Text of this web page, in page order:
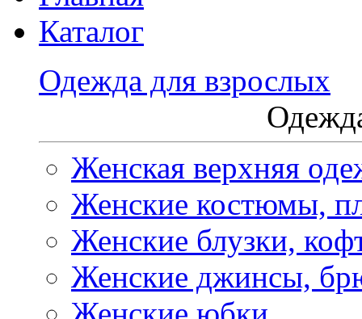
Каталог
Одежда для взрослых
Женская верхняя
Женские костюмы,
Женские блузки,
Женские джинсы,